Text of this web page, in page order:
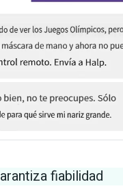
fiabilidad